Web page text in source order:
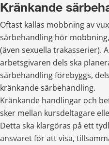
Kränkande
Oftast kallas mobbning av
särbehandling hör
(även sexuella trakasserier).
arbetsgivaren dels ska
särbehandling förebyggs,
kränkande särbehandling.
Kränkande handlingar och
sker mellan kursdeltagare
Detta ska klargöras på ett
ansvaret för att visa,